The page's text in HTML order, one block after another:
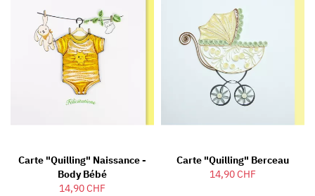
Carte "Quilling" Naissance -
Body Bébé
14,90 CHF
Carte "Quilling" Berceau
14,90 CHF